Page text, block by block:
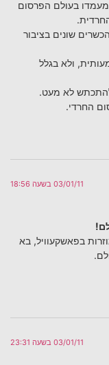
בעולם הפרסום
שונים בציבור
ולא בגלל
לא מעט.
החרדי.
03/01/11 בשעה 18:56
בפאשקעוויל, בא
03/01/11 בשעה 23:31